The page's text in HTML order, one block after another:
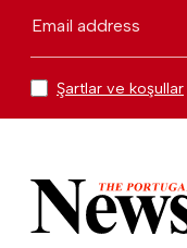
Email address
Şartlar ve koşullar